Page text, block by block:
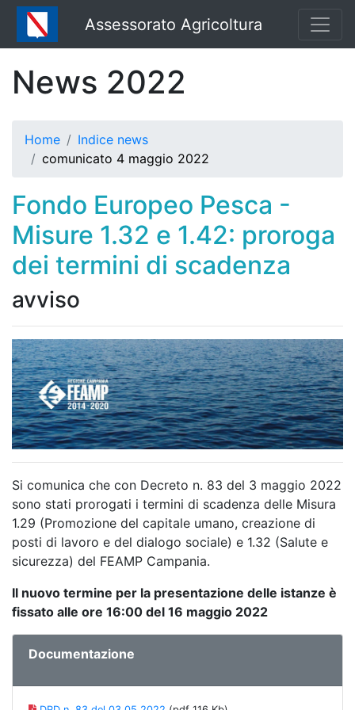
Assessorato Agricoltura
News 2022
Home
Indice news
comunicato 4 maggio 2022
Fondo Europeo Pesca -
Misure 1.32 e 1.42: proroga
dei termini di scadenza
avviso
Si comunica che con Decreto n. 83 del 3 maggio 2022
sono stati prorogati i termini di scadenza delle Misura
1.29 (Promozione del capitale umano, creazione di
posti di lavoro e del dialogo sociale) e 1.32 (Salute e
sicurezza) del FEAMP Campania.
Il nuovo termine per la presentazione delle istanze è
fissato alle ore 16:00 del 16 maggio 2022
Documentazione